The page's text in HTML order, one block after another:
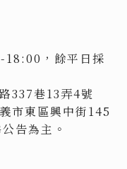
，餘平日採
337巷13弄4號
市東區興中街145
告為主。